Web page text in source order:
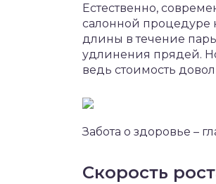
Естественно,
салонной процедуре
длины в течение
удлинения прядей.
ведь стоимость
Забота о здоровье –
Скорость